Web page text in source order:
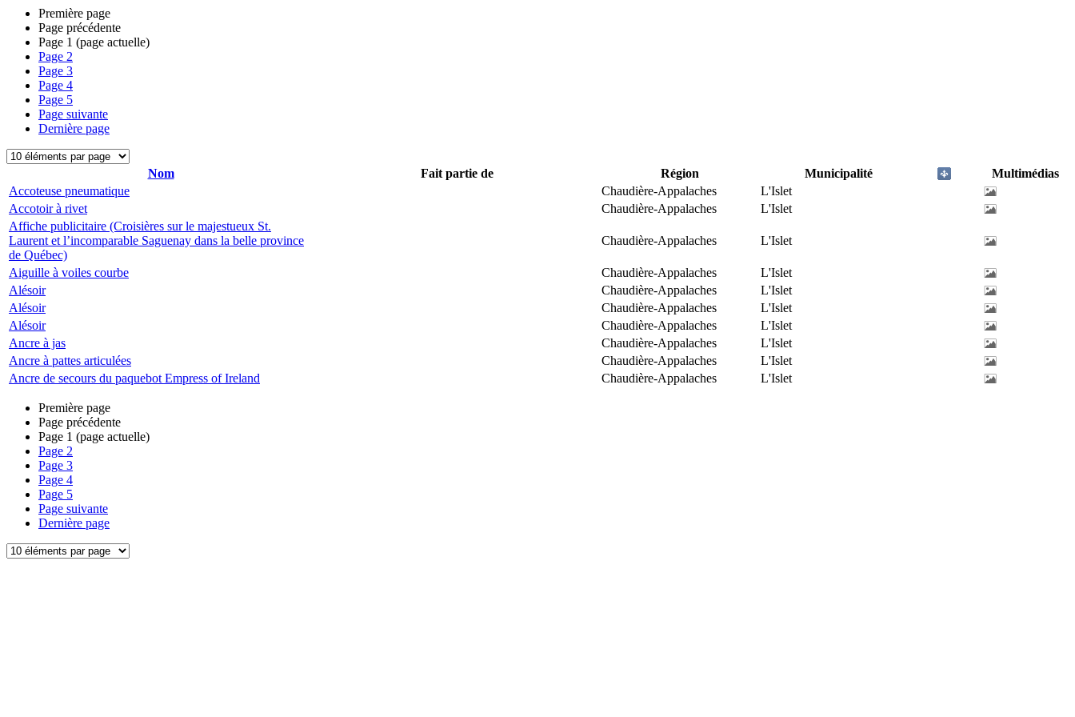
Première page
Page précédente
Page 1 (page actuelle)
Page 2
Page 3
Page 4
Page 5
Page suivante
Dernière page
Nom Fait partie de Région Municipalité
Multimédias
Accoteuse pneumatique
Chaudière-Appalaches
L'Islet
Accotoir à rivet
Chaudière-Appalaches
L'Islet
Affiche publicitaire (Croisières sur le majestueux St.
Laurent et l’incomparable Saguenay dans la belle province
de Québec)
Chaudière-Appalaches L'Islet
Aiguille à voiles courbe Chaudière-Appalaches
L'Islet
Alésoir
Chaudière-Appalaches
L'Islet
Alésoir
Chaudière-Appalaches
L'Islet
Alésoir
Chaudière-Appalaches
L'Islet
Ancre à jas
Chaudière-Appalaches
L'Islet
Ancre à pattes articulées
Chaudière-Appalaches
L'Islet
Ancre de secours du paquebot Empress of Ireland
Chaudière-Appalaches L'Islet
Première page
Page précédente
Page 1 (page actuelle)
Page 2
Page 3
Page 4
Page 5
Page suivante
Dernière page